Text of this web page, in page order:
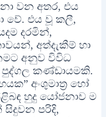
වන අතර, එය
එය වූ කලී,
දරමින්,
අත්දැකීම් හා
අනුව විවිධ
කණ්ඩායමකි.
අංශුමාත්‍ර හෝ
හුදු යෝජනාව ම
පරිදි,